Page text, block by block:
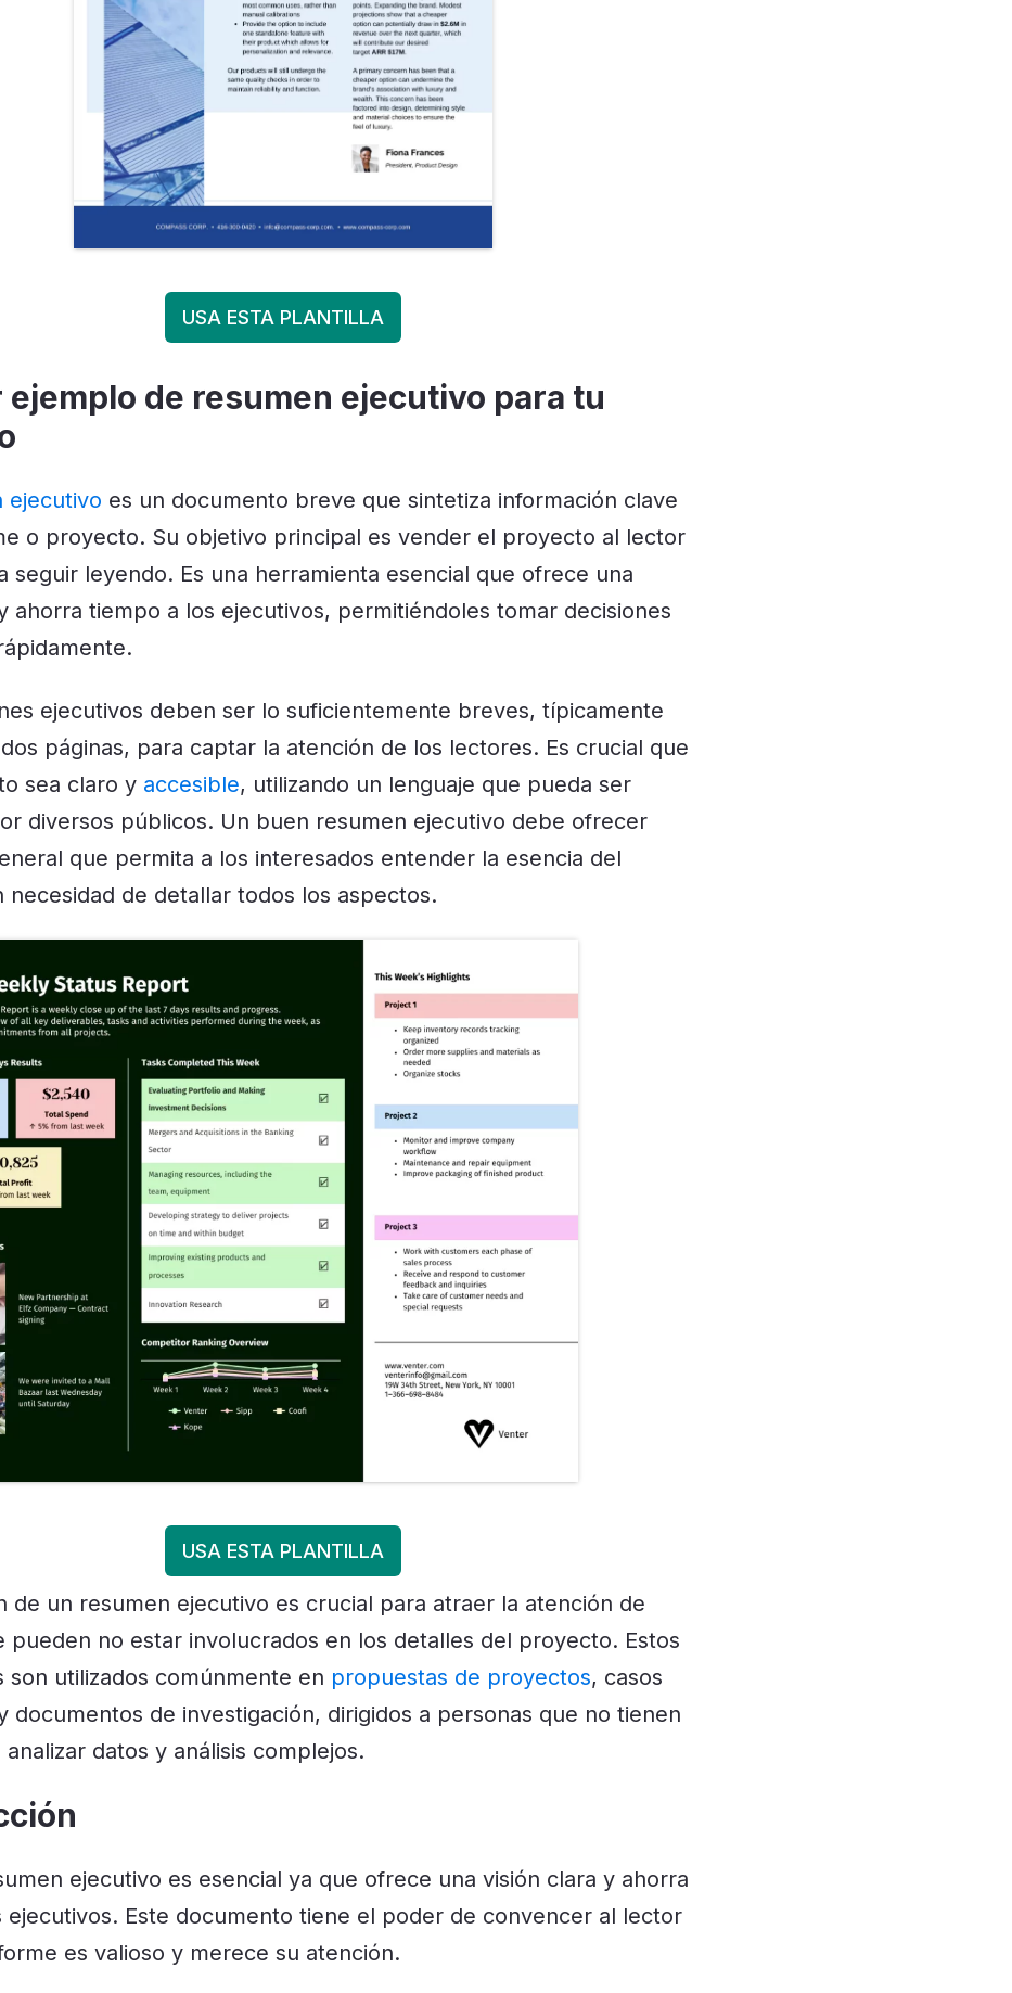
USA ESTA PLANTILLA
ejemplo de resumen ejecutivo para tu
ejecutivo es un documento breve que sintetiza información clave
o proyecto. Su objetivo principal es vender el proyecto al lector
seguir leyendo. Es una herramienta esencial que ofrece una
ahorra tiempo a los ejecutivos, permitiéndoles tomar decisiones
ejecutivos deben ser lo suficientemente breves, típicamente
páginas, para captar la atención de los lectores. Es crucial que
sea claro y accesible, utilizando un lenguaje que pueda ser
diversos públicos. Un buen resumen ejecutivo debe ofrecer
que permita a los interesados entender la esencia del
necesidad de detallar todos los aspectos.
USA ESTA PLANTILLA
de un resumen ejecutivo es crucial para atraer la atención de
pueden no estar involucrados en los detalles del proyecto. Estos
son utilizados comúnmente en propuestas de proyectos, casos
documentos de investigación, dirigidos a personas que no tienen
datos y análisis complejos.
ejecutivo es esencial ya que ofrece una visión clara y ahorra
ejecutivos. Este documento tiene el poder de convencer al lector
es valioso y merece su atención.